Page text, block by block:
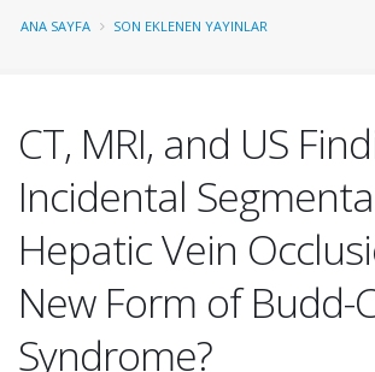
ANA SAYFA SON EKLENEN YAYINLAR
CT, MRI, and US
Incidental
Hepatic Vein
New Form of Budd-
Syndrome?